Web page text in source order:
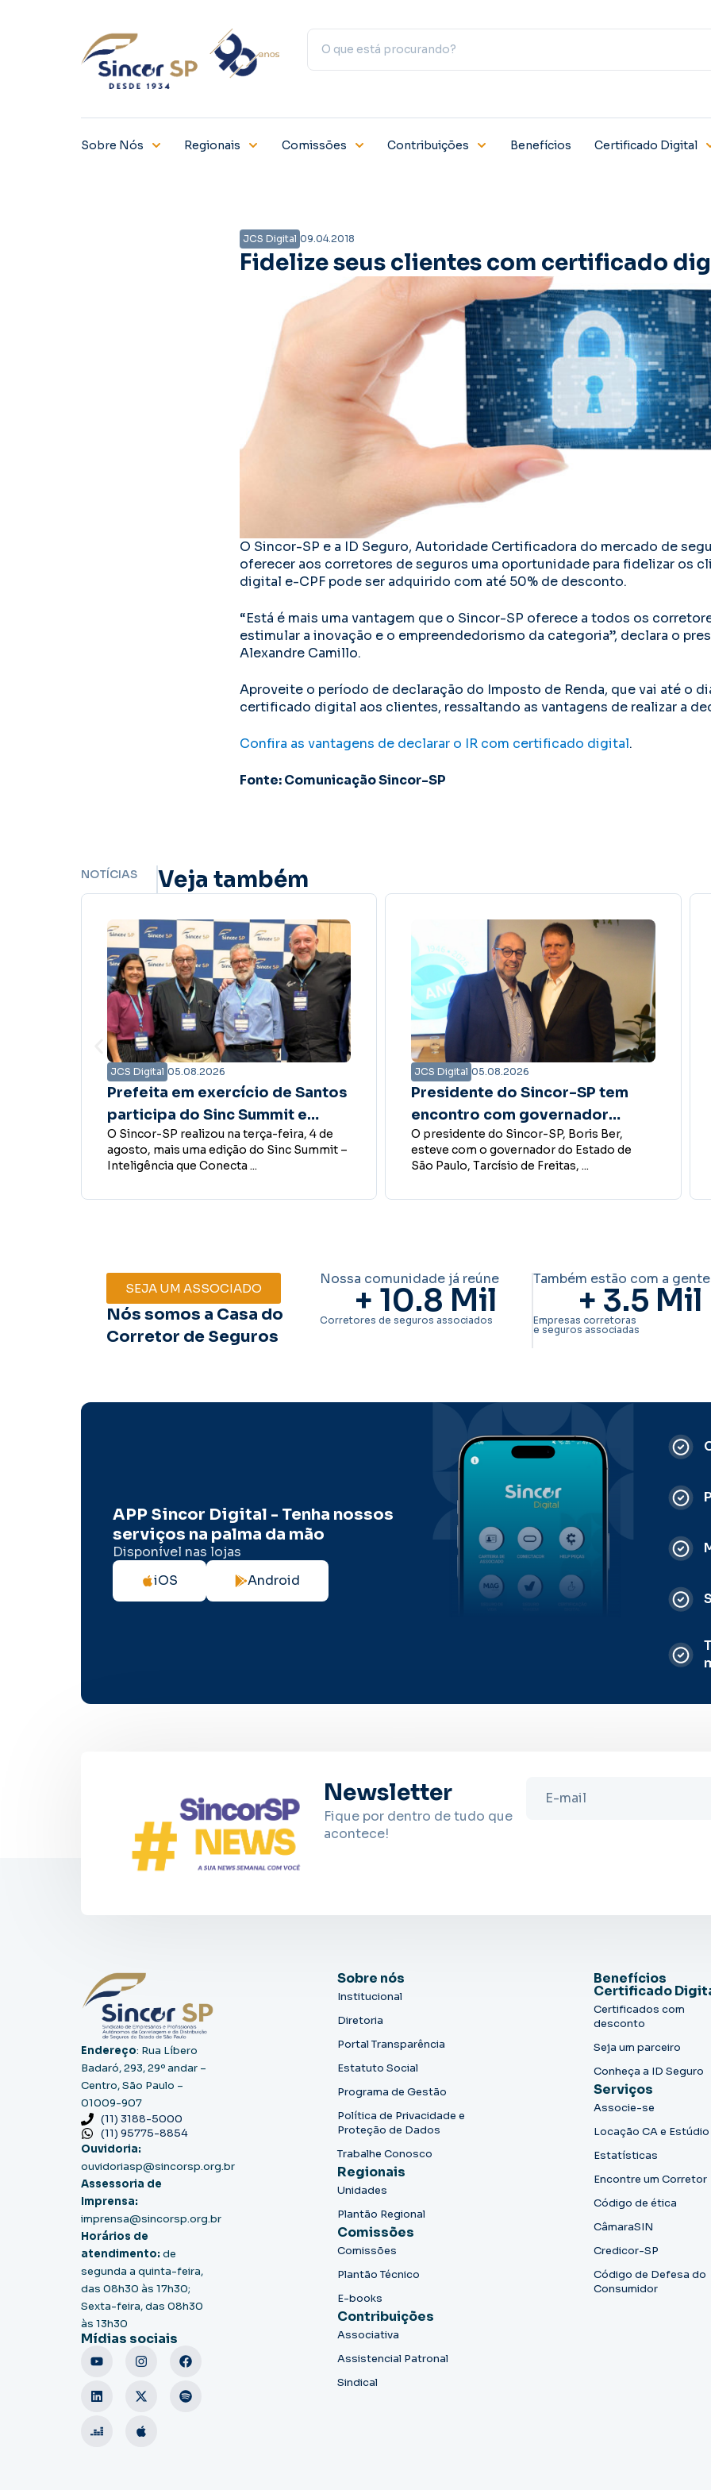
Sobre Nós Regionais Comissões Contribuições Benefícios Certificado Digital
JCS Digital 09.04.2018
Fidelize seus clientes com certificado
O Sincor-SP e a ID Seguro, Autoridade Certificadora do mercado de
oferecer aos corretores de seguros uma oportunidade para fidelizar os
digital e-CPF pode ser adquirido com até 50% de desconto.
“Está é mais uma vantagem que o Sincor-SP oferece a todos os
estimular a inovação e o empreendedorismo da categoria”, declara o
Alexandre Camillo.
Aproveite o período de declaração do Imposto de Renda, que vai até o
certificado digital aos clientes, ressaltando as vantagens de realizar a
Confira as vantagens de declarar o IR com certificado digital.
Fonte: Comunicação Sincor-SP
NOTÍCIAS Veja também
JCS Digital 05.08.2026
Presidente do Sincor-SP tem
encontro com governador
Tarcísio de Freitas para
fortalecer diálogo em prol do
O presidente do Sincor-SP, Boris Ber,
esteve com o governador do Estado de
São Paulo, Tarcísio de Freitas, ...
JCS Digital 04.08.2026
Pesquisa vai escolher os
destaques do Insurance Corp
Awards 2026
A Revista Insurance Corp abriu a pesquisa
que definirá os vencedores da 8ª edição do
Insurance Corp Awards ...
SEJA UM ASSOCIADO
Nós somos a Casa do
Corretor de Seguros
Nossa comunidade já reúne
+ 10.8 Mil
Corretores de seguros associados
Também estão com a gente
+ 3.5 Mil
Empresas corretoras
e seguros associadas
APP Sincor Digital - Tenha nossos
serviços na palma da mão
Disponível nas lojas
iOS
Android
Newsletter
Fique por dentro de tudo que
acontece!
Endereço: Rua Líbero
Badaró, 293, 29º andar –
Centro, São Paulo –
01009-907
(11) 3188-5000
(11) 95775-8854
Ouvidoria:
ouvidoriasp@sincorsp.org.br
Assessoria de
Imprensa:
imprensa@sincorsp.org.br
Horários de
atendimento: de
segunda a quinta-feira,
das 08h30 às 17h30;
Sexta-feira, das 08h30
às 13h30
Mídias sociais
Sobre nós
Institucional
Diretoria
Portal Transparência
Estatuto Social
Programa de Gestão
Política de Privacidade e
Proteção de Dados
Trabalhe Conosco
Regionais
Unidades
Plantão Regional
Comissões
Comissões
Plantão Técnico
E-books
Contribuições
Associativa
Assistencial Patronal
Sindical
Benefícios
Certificado
Certificados com
desconto
Seja um parceiro
Conheça a ID Seguro
Serviços
Associe-se
Locação CA e Estúdio
Estatísticas
Encontre um Corretor
Código de ética
CâmaraSIN
Credicor-SP
Código de Defesa do
Consumidor